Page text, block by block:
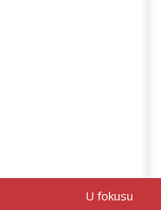
U fokusu